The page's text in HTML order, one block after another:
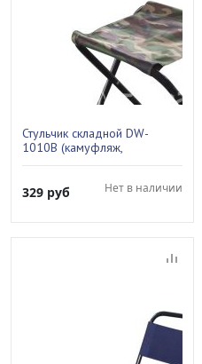
Стульчик складной DW-
1010В (камуфляж,
329 руб Нет в наличии